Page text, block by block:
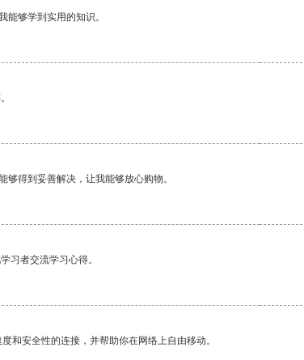
能够学到实用的知识。
得到妥善解决，让我能够放心购物。
习者交流学习心得。
和安全性的连接，并帮助你在网络上自由移动。